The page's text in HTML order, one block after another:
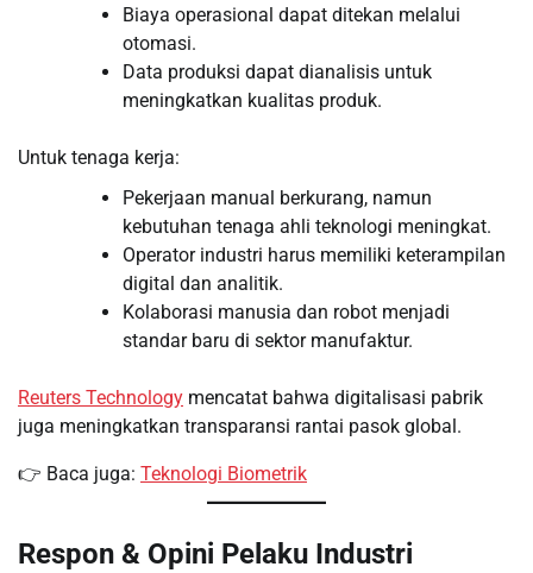
Biaya operasional dapat ditekan melalui
otomasi.
Data produksi dapat dianalisis untuk
meningkatkan kualitas produk.
Untuk tenaga kerja:
Pekerjaan manual berkurang, namun
kebutuhan tenaga ahli teknologi meningkat.
Operator industri harus memiliki keterampilan
digital dan analitik.
Kolaborasi manusia dan robot menjadi
standar baru di sektor manufaktur.
Reuters Technology mencatat bahwa digitalisasi pabrik
juga meningkatkan transparansi rantai pasok global.
👉 Baca juga: Teknologi Biometrik
Respon & Opini Pelaku Industri